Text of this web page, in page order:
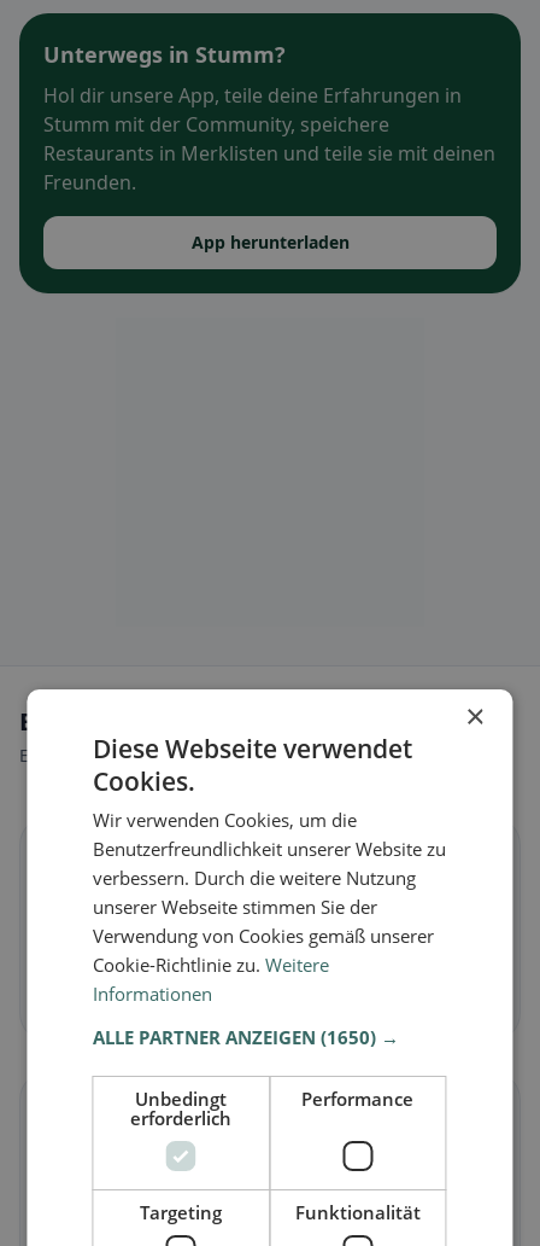
Unterwegs in Stumm?
Hol dir unsere App, teile deine Erfahrungen in
Stumm mit der Community, speichere
Restaurants in Merklisten und teile sie mit deinen
Freunden.
App herunterladen
Ernährungsweisen in Stumm
Entdecke Restaurants passend zu deiner Ernährungsweise.
🌱
Vegan in Stumm
Pflanzliche Gerichte & vegane Küche
Jetzt entdecken →
in Stumm
Fleischlose Gerichte & vegetarische Klassiker
×
Diese Webseite verwendet
Cookies.
Wir verwenden Cookies, um die
Benutzerfreundlichkeit unserer Website zu
verbessern. Durch die weitere Nutzung
unserer Webseite stimmen Sie der
Verwendung von Cookies gemäß unserer
Cookie-Richtlinie zu.Weitere
Informationen
ALLE PARTNER ANZEIGEN(1650) →
Unbedingt
erforderlich
Performance
Targeting Funktionalität